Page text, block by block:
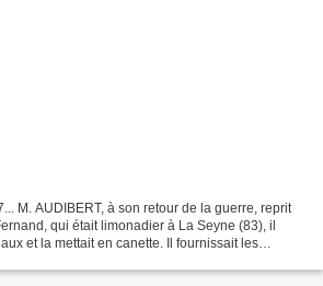
M. AUDIBERT, à son retour de la guerre, reprit
qui était limonadier à La Seyne (83), il
et la mettait en canette. Il fournissait les